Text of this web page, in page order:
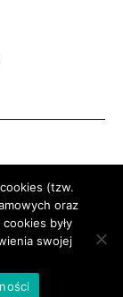
- Centrum
Programu
– 2030
(tzw.
oraz
były
swojej